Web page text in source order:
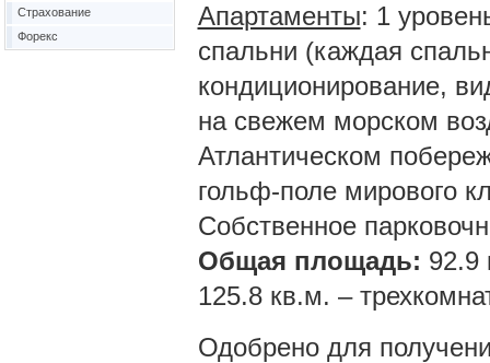
Апартаменты: 1
спальни (каждая
кондиционирование,
на свежем морском
Атлантическом
гольф-поле мирового
Собственное
Общая площадь: 92.9
125.8 кв.м. –
Одобрено для
Страхование
Форекс